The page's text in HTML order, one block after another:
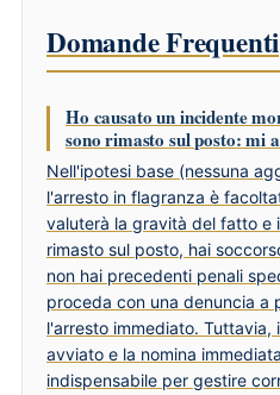
Domande Frequenti
Ho causato un incidente
sono rimasto sul posto: mi
Nell'ipotesi base (nessuna
l'arresto in flagranza è
valuterà la gravità del fatto e
rimasto sul posto, hai
non hai precedenti penali
proceda con una denuncia a
l'arresto immediato.
avviato e la nomina
indispensabile per gestire